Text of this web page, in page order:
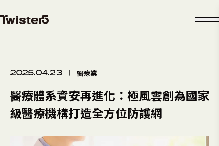
2025.04.23 醫療業
醫療體系資安再進化：極風雲創為國家
級醫療機構打造全方位防護網